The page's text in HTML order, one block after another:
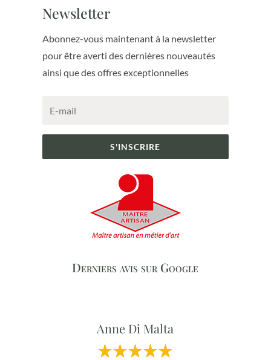
Newsletter
Abonnez-vous maintenant à la newsletter
pour être averti des dernières nouveautés
ainsi que des offres exceptionnelles
S'INSCRIRE
Derniers avis sur Google
Anne Di Malta